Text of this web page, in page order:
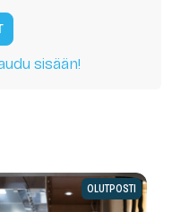
sisään!
OLUTPOSTI